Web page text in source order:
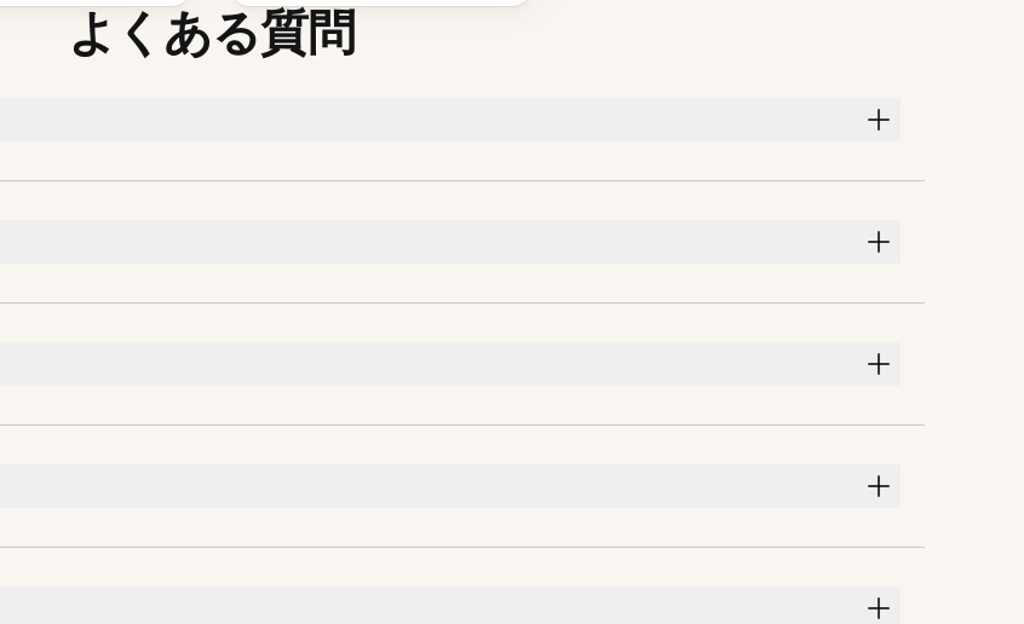
よくある質問